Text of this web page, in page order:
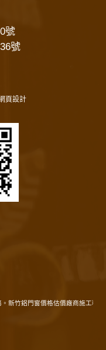
號
號
頁設計
竹鋁門窗價格估價廠商施工精